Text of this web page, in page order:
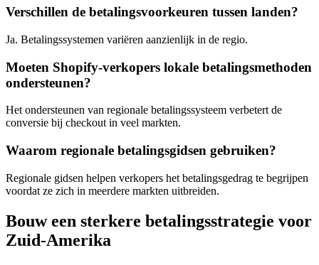
Verschillen de betalingsvoorkeuren tussen landen?
Ja. Betalingssystemen variëren aanzienlijk in de regio.
Moeten Shopify-verkopers lokale betalingsmethoden
ondersteunen?
Het ondersteunen van regionale betalingssysteem verbetert de
conversie bij checkout in veel markten.
Waarom regionale betalingsgidsen gebruiken?
Regionale gidsen helpen verkopers het betalingsgedrag te begrijpen
voordat ze zich in meerdere markten uitbreiden.
Bouw een sterkere betalingsstrategie voor
Zuid-Amerika